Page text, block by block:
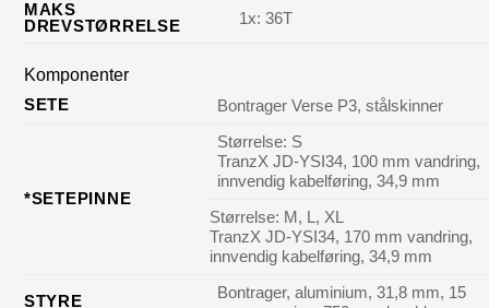
MAKS
DREVSTØRRELSE
1x: 36T
Komponenter
SETE Bontrager Verse P3, stålskinner
*SETEPINNE
Størrelse: S
TranzX JD-YSI34, 100 mm vandring,
innvendig kabelføring, 34,9 mm
Størrelse: M, L, XL
TranzX JD-YSI34, 170 mm vandring,
innvendig kabelføring, 34,9 mm
STYRE
Bontrager, aluminium, 31,8 mm, 15